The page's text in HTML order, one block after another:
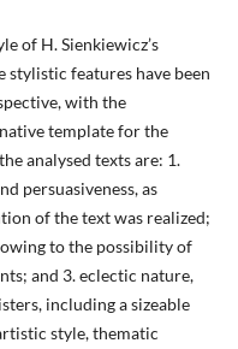
of H. Sienkiewicz’s
features have been
with the
template for the
analysed texts are: 1.
persuasiveness, as
of the text was realized;
to the possibility of
and 3. eclectic nature,
including a sizeable
style, thematic